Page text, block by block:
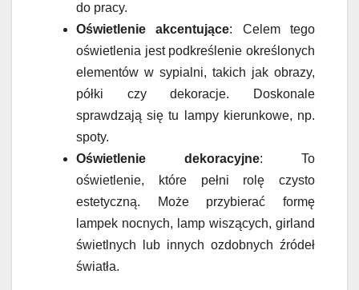
do pracy.
Oświetlenie akcentujące: Celem tego
oświetlenia jest podkreślenie określonych
elementów w sypialni, takich jak obrazy,
półki czy dekoracje. Doskonale
sprawdzają się tu lampy kierunkowe, np.
spoty.
Oświetlenie dekoracyjne: To
oświetlenie, które pełni rolę czysto
estetyczną. Może przybierać formę
lampek nocnych, lamp wiszących, girland
świetlnych lub innych ozdobnych źródeł
światła.